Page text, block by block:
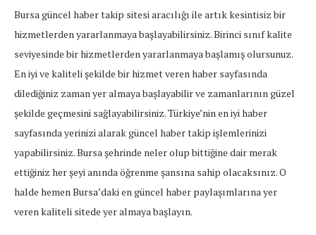
Bursa güncel haber takip sitesi aracılığı ile artık kesintisiz bir
hizmetlerden yararlanmaya başlayabilirsiniz. Birinci sınıf kalite
seviyesinde bir hizmetlerden yararlanmaya başlamış olursunuz.
En iyi ve kaliteli şekilde bir hizmet veren haber sayfasında
dilediğiniz zaman yer almaya başlayabilir ve zamanlarının güzel
şekilde geçmesini sağlayabilirsiniz. Türkiye’nin en iyi haber
sayfasında yerinizi alarak güncel haber takip işlemlerinizi
yapabilirsiniz. Bursa şehrinde neler olup bittiğine dair merak
ettiğiniz her şeyi anında öğrenme şansına sahip olacaksınız. O
halde hemen Bursa’daki en güncel haber paylaşımlarına yer
veren kaliteli sitede yer almaya başlayın.